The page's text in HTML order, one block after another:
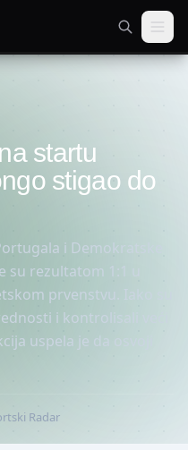
startu
stigao do
i Demokratske
rezultatom 1:1 u
prvenstvu. Iako su
i kontrolisali veći
uspela je da osvoji
Radar